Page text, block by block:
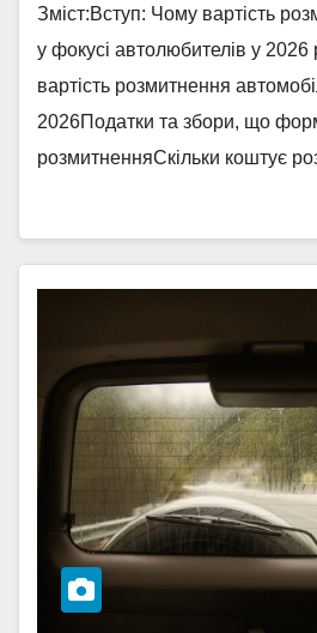
Зміст:Вступ: Чому вартість
у фокусі автолюбителів у
вартість розмитнення
2026Податки та збори, що
розмитненняСкільки коштує